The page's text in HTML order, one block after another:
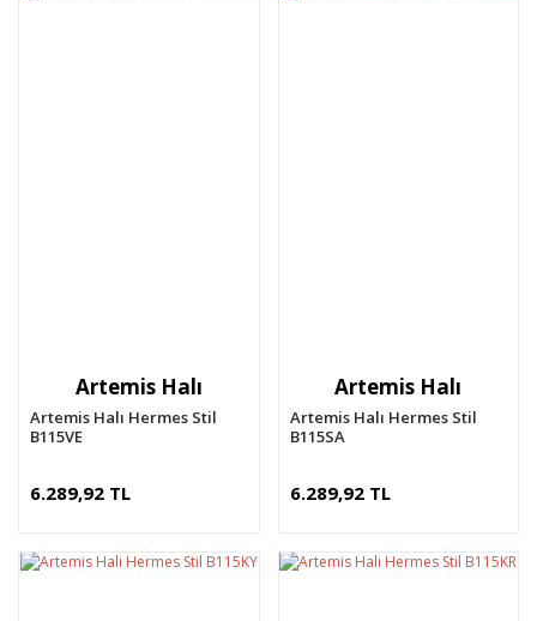
Artemis Halı
Artemis Halı Hermes Stil
B115VE
6.289,92 TL
Artemis Halı
Artemis Halı Hermes Stil
B115SA
6.289,92 TL